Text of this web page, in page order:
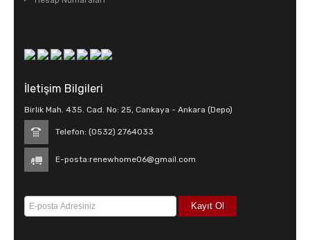
İletişim Bilgileri
Birlik Mah. 435. Cad. No: 25, Cankaya - Ankara (Depo)
Telefon: (0532) 2764033
E-posta:renewhome06@gmail.com